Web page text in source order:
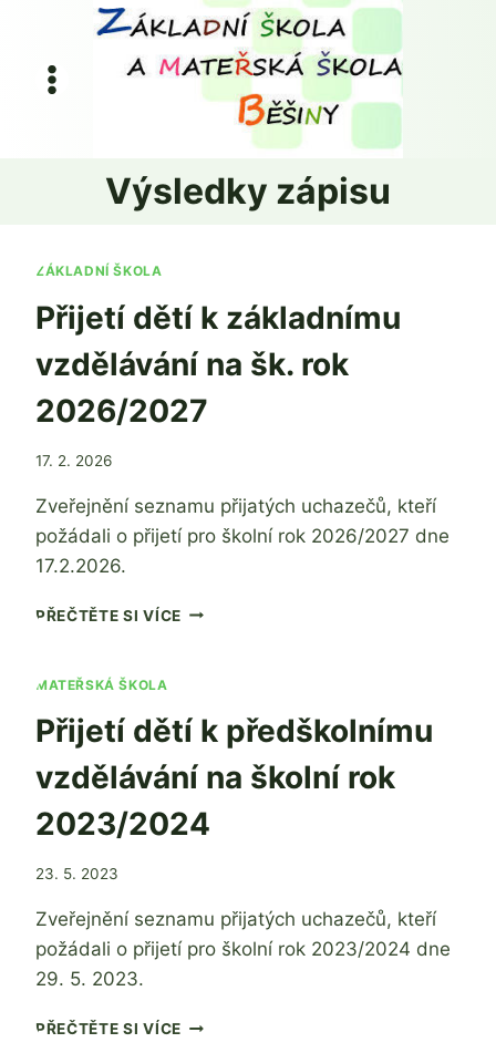
obsah
Výsledky zápisu
ZÁKLADNÍ ŠKOLA
Přijetí dětí k základnímu
vzdělávání na šk. rok
2026/2027
Od
Adamec
17. 2. 2026
Zveřejnění seznamu přijatých uchazečů, kteří
požádali o přijetí pro školní rok 2026/2027 dne
17.2.2026.
PŘEČTĚTE SI VÍCEPŘIJETÍ
NA
ŠK.
ROK
2026/2027
MATEŘSKÁ ŠKOLA
Přijetí dětí k předškolnímu
vzdělávání na školní rok
2023/2024
Od
Adamec
23. 5. 2023
Zveřejnění seznamu přijatých uchazečů, kteří
požádali o přijetí pro školní rok 2023/2024 dne
29. 5. 2023.
PŘEČTĚTE SI VÍCEPŘIJETÍ